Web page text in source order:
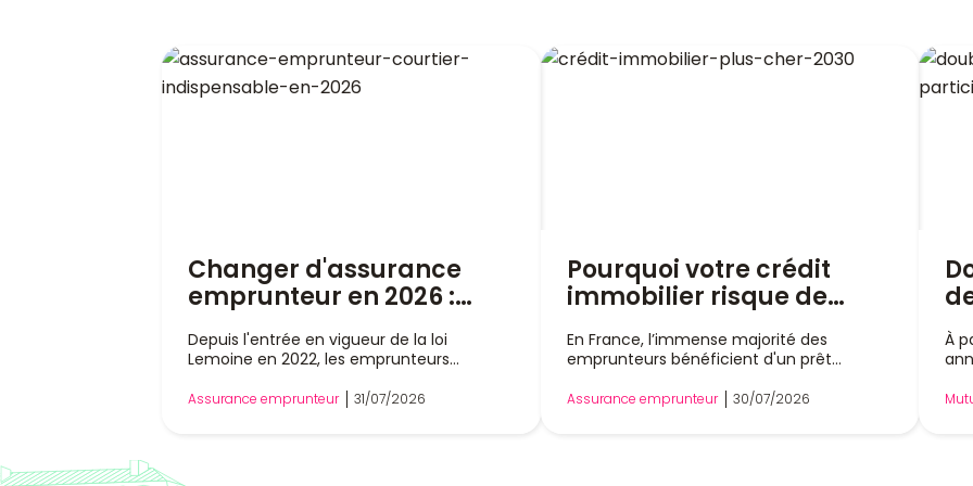
Changer d'assurance
emprunteur en 2026 :
pourquoi un courtier est
indispensable
Depuis l'entrée en vigueur de la loi
Lemoine en 2022, les emprunteurs
immobilier à tout moment, sans attendre
Assurance emprunteur 31/07/2026
Pourquoi votre crédit
immobilier risque de
En France, l’immense majorité des
emprunteurs bénéficient d'un prêt
garantit des mensualités stables pendant
Assurance emprunteur 30/07/2026
À